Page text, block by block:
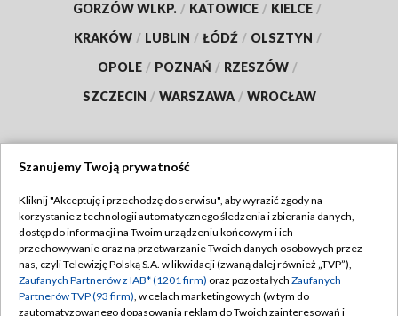
GORZÓW WLKP. / KATOWICE / KIELCE /
KRAKÓW / LUBLIN / ŁÓDŹ / OLSZTYN /
OPOLE / POZNAŃ / RZESZÓW /
SZCZECIN / WARSZAWA / WROCŁAW
TVP
Abonament TVP
Emisja w TVP
Centrum informacji TVP
Regulamin TVP
Polityka prywatności
Moje zgody
Szanujemy Twoją prywatność
Kliknij "Akceptuję i przechodzę do serwisu", aby wyrazić zgody na
korzystanie z technologii automatycznego śledzenia i zbierania danych,
dostęp do informacji na Twoim urządzeniu końcowym i ich
przechowywanie oraz na przetwarzanie Twoich danych osobowych przez
nas, czyli Telewizję Polską S.A. w likwidacji (zwaną dalej również „TVP”),
Zaufanych Partnerów z IAB* (1201 firm) oraz pozostałych Zaufanych
Partnerów TVP (93 firm), w celach marketingowych (w tym do
zautomatyzowanego dopasowania reklam do Twoich zainteresowań i